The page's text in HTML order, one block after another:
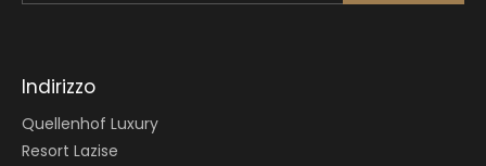
Indirizzo
Quellenhof Luxury
Resort Lazise